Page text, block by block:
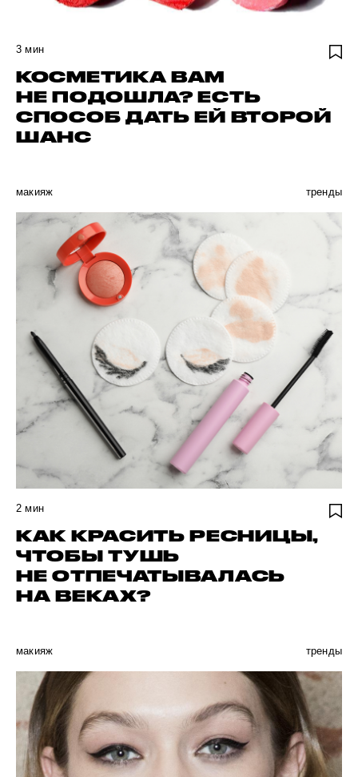
3 мин
КОСМЕТИКА ВАМ
НЕ ПОДОШЛА? ЕСТЬ
СПОСОБ ДАТЬ ЕЙ ВТОРОЙ
ШАНС
макияж тренды
2 мин
КАК КРАСИТЬ РЕСНИЦЫ,
ЧТОБЫ ТУШЬ
НЕ ОТПЕЧАТЫВАЛАСЬ
НА ВЕКАХ?
макияж тренды